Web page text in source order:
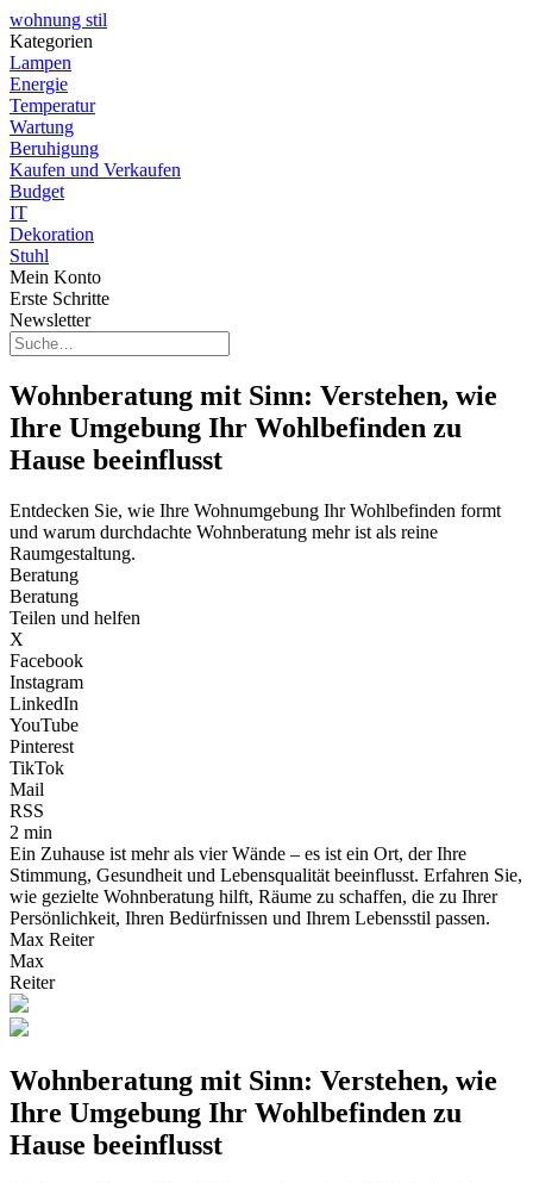
wohnung stil
Kategorien
Lampen
Energie
Temperatur
Wartung
Beruhigung
Kaufen und Verkaufen
Budget
IT
Dekoration
Stuhl
Mein Konto
Erste Schritte
Newsletter
Wohnberatung mit Sinn: Verstehen, wie
Ihre Umgebung Ihr Wohlbefinden zu
Hause beeinflusst
Entdecken Sie, wie Ihre Wohnumgebung Ihr Wohlbefinden formt
und warum durchdachte Wohnberatung mehr ist als reine
Raumgestaltung.
Beratung
Beratung
Teilen und helfen
X
Facebook
Instagram
LinkedIn
YouTube
Pinterest
TikTok
Mail
RSS
2 min
Ein Zuhause ist mehr als vier Wände – es ist ein Ort, der Ihre
Stimmung, Gesundheit und Lebensqualität beeinflusst. Erfahren Sie,
wie gezielte Wohnberatung hilft, Räume zu schaffen, die zu Ihrer
Persönlichkeit, Ihren Bedürfnissen und Ihrem Lebensstil passen.
Max Reiter
Max
Reiter
Wohnberatung mit Sinn: Verstehen, wie
Ihre Umgebung Ihr Wohlbefinden zu
Hause beeinflusst